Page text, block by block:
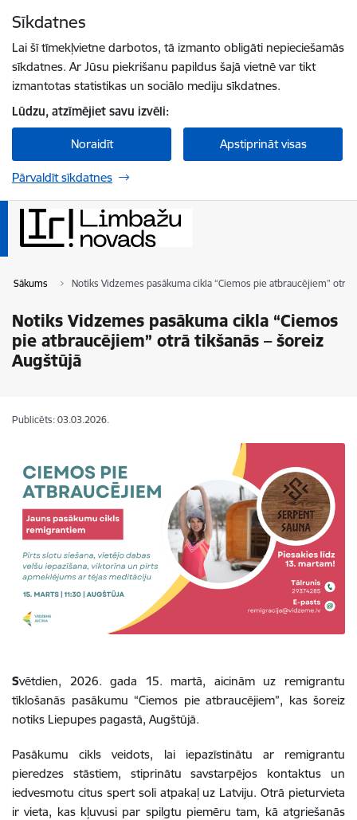
Sīkdatnes
Lai šī tīmekļvietne darbotos, tā izmanto obligāti nepieciešamās
sīkdatnes. Ar Jūsu piekrišanu papildus šajā vietnē var tikt
izmantotas statistikas un sociālo mediju sīkdatnes.
Lūdzu, atzīmējiet savu izvēli:
Noraidīt Apstiprināt visas
Pārvaldīt sīkdatnes
Sākums Notiks Vidzemes pasākuma cikla “Ciemos pie atbraucējiem” otrā
Notiks Vidzemes pasākuma cikla “Ciemos
pie atbraucējiem” otrā tikšanās – šoreiz
Augštūjā
Publicēts: 03.03.2026.
Svētdien, 2026. gada 15. martā, aicinām uz remigrantu
tīklošanās pasākumu “Ciemos pie atbraucējiem”, kas šoreiz
notiks Liepupes pagastā, Augštūjā.
Pasākumu cikls veidots, lai iepazīstinātu ar remigrantu
pieredzes stāstiem, stiprinātu savstarpējos kontaktus un
iedvesmotu citus spert soli atpakaļ uz Latviju. Otrā pieturvieta
ir vieta, kas kļuvusi par spilgtu piemēru tam, kā atgriešanās